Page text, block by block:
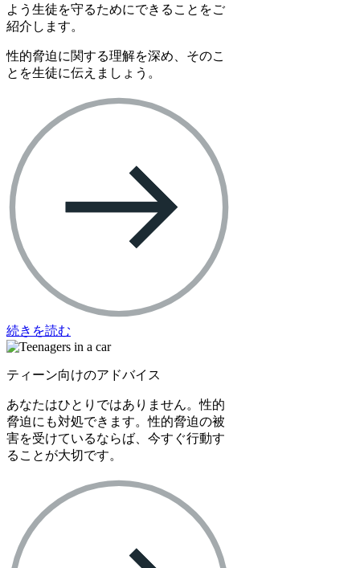
よう生徒を守るためにできることをご
紹介します。
性的脅迫に関する理解を深め、そのこ
とを生徒に伝えましょう。
続きを読む
ティーン向けのアドバイス
あなたはひとりではありません。性的
脅迫にも対処できます。性的脅迫の被
害を受けているならば、今すぐ行動す
ることが大切です。